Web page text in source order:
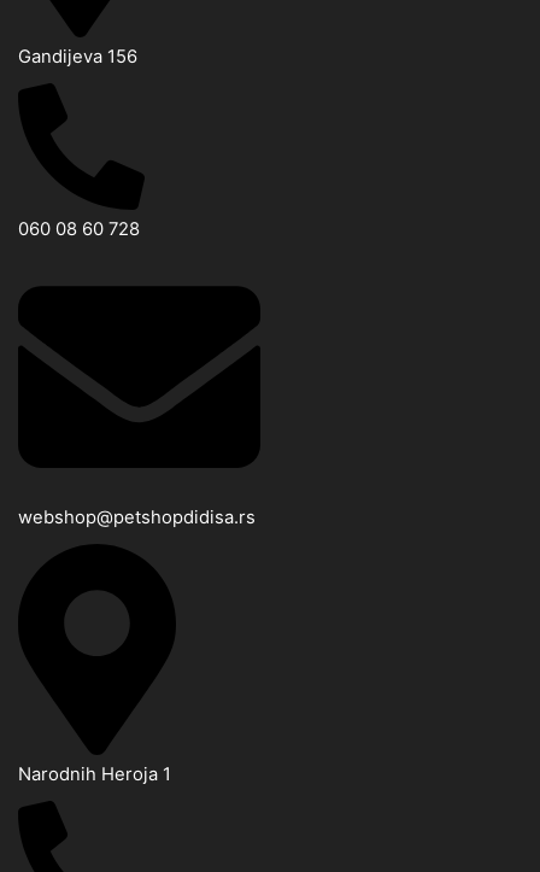
Gandijeva 156
060 08 60 728
webshop@petshopdidisa.rs
Narodnih Heroja 1